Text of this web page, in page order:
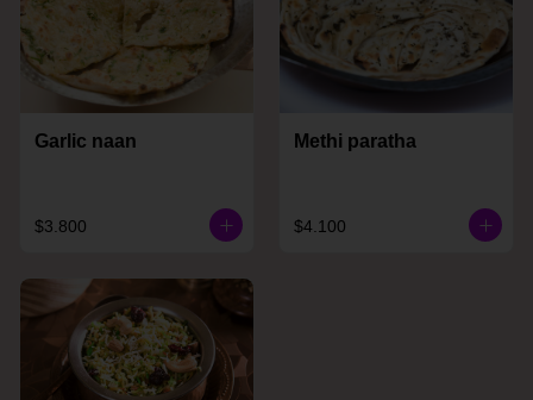
Garlic naan
$3.800
Methi paratha
$4.100